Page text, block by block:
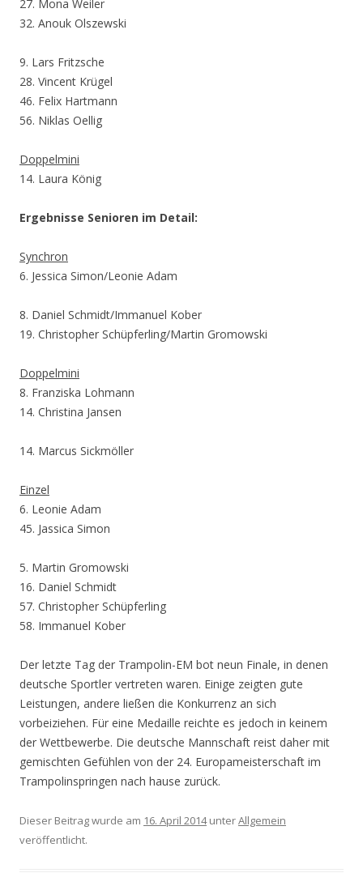
27. Mona Weiler
32. Anouk Olszewski
9. Lars Fritzsche
28. Vincent Krügel
46. Felix Hartmann
56. Niklas Oellig
Doppelmini
14. Laura König
Ergebnisse Senioren im Detail:
Synchron
6. Jessica Simon/Leonie Adam
8. Daniel Schmidt/Immanuel Kober
19. Christopher Schüpferling/Martin Gromowski
Doppelmini
8. Franziska Lohmann
14. Christina Jansen
14. Marcus Sickmöller
Einzel
6. Leonie Adam
45. Jassica Simon
5. Martin Gromowski
16. Daniel Schmidt
57. Christopher Schüpferling
58. Immanuel Kober
Der letzte Tag der Trampolin-EM bot neun Finale, in denen
deutsche Sportler vertreten waren. Einige zeigten gute
Leistungen, andere ließen die Konkurrenz an sich
vorbeiziehen. Für eine Medaille reichte es jedoch in keinem
der Wettbewerbe. Die deutsche Mannschaft reist daher mit
gemischten Gefühlen von der 24. Europameisterschaft im
Trampolinspringen nach hause zurück.
Dieser Beitrag wurde am 16. April 2014unterAllgemein
veröffentlicht.